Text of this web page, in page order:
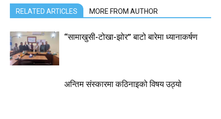
RELATED ARTICLES MORE FROM AUTHOR
“सामाखुसी-टोखा-झोर” बाटो बारेमा ध्यानाकर्षण
अन्तिम संस्कारमा कठिनाइको विषय उठ्याे